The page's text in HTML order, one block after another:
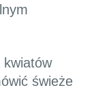
kwiatów
świeże